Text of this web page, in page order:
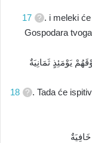
17
. i meleki
Gospodara
يَوْمَئِذٍ ثَمَانِيَةٌ
18
. Tada će